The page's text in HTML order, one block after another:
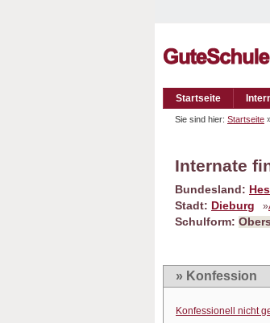
Startseite
Sie sind hier: Startseite
Internate
Bundesland:
Stadt: Dieburg »
Schulform:
» Konfession
Konfessionell nicht